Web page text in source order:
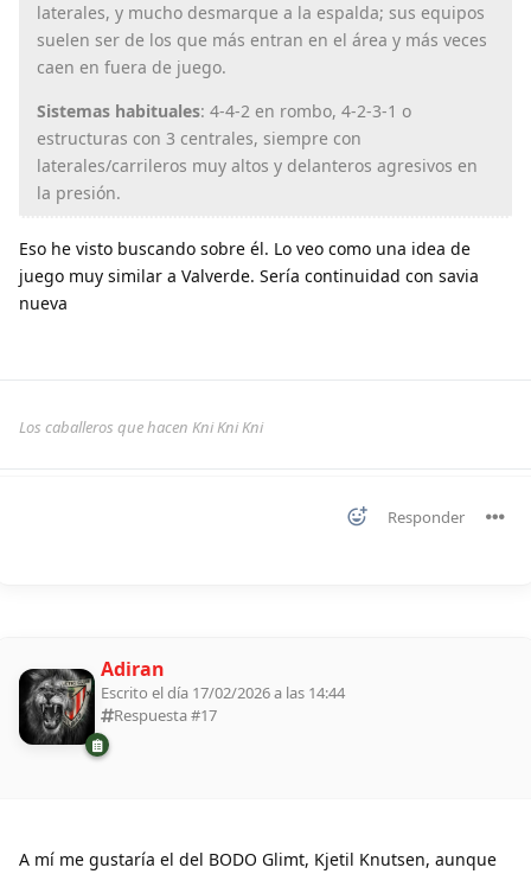
laterales, y mucho desmarque a la espalda; sus equipos
suelen ser de los que más entran en el área y más veces
caen en fuera de juego.
Sistemas habituales: 4‑4‑2 en rombo, 4‑2‑3‑1 o
estructuras con 3 centrales, siempre con
laterales/carrileros muy altos y delanteros agresivos en
la presión.
Eso he visto buscando sobre él. Lo veo como una idea de
juego muy similar a Valverde. Sería continuidad con savia
nueva
Los caballeros que hacen Kni Kni Kni
Responder
Adiran
Escrito el día 17/02/2026 a las 14:44
Respuesta #17
A mí me gustaría el del BODO Glimt, Kjetil Knutsen, aunque